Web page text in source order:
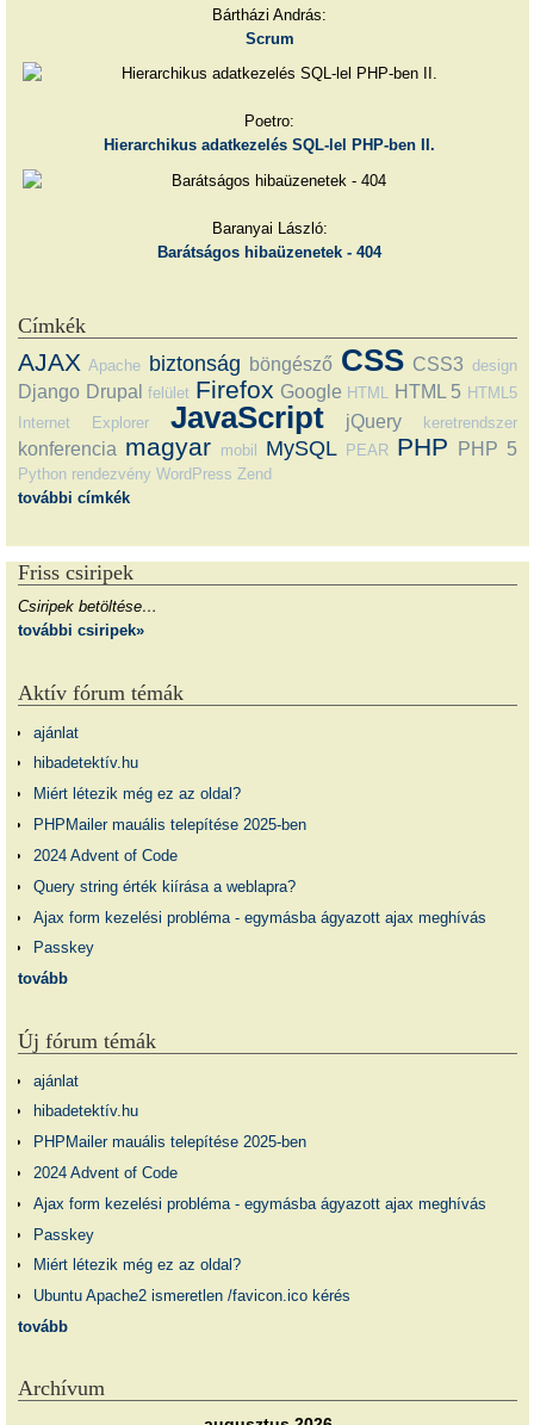
Bártházi András:
Scrum
Poetro:
Hierarchikus adatkezelés SQL-lel PHP-ben II.
Baranyai László:
Barátságos hibaüzenetek - 404
Címkék
AJAX Apache biztonság böngésző CSS CSS3 design
Django Drupal felület Firefox Google HTML HTML 5 HTML5
Internet Explorer
JavaScript jQuery keretrendszer
konferencia magyar mobil MySQL PEAR PHP PHP 5
Python rendezvény WordPress Zend
további címkék
Friss csiripek
Csiripek betöltése…
további csiripek»
Aktív fórum témák
ajánlat
hibadetektív.hu
Miért létezik még ez az oldal?
PHPMailer mauális telepítése 2025-ben
2024 Advent of Code
Query string érték kiírása a weblapra?
Ajax form kezelési probléma - egymásba ágyazott ajax meghívás
Passkey
tovább
Új fórum témák
ajánlat
hibadetektív.hu
PHPMailer mauális telepítése 2025-ben
2024 Advent of Code
Ajax form kezelési probléma - egymásba ágyazott ajax meghívás
Passkey
Miért létezik még ez az oldal?
Ubuntu Apache2 ismeretlen /favicon.ico kérés
tovább
Archívum